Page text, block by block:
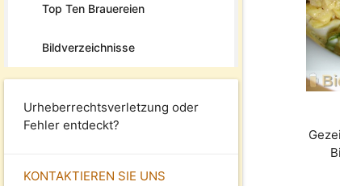
Top Ten Brauereien
Bildverzeichnisse
Urheberrechtsverletzung oder
Fehler entdeckt?
KONTAKTIEREN SIE UNS